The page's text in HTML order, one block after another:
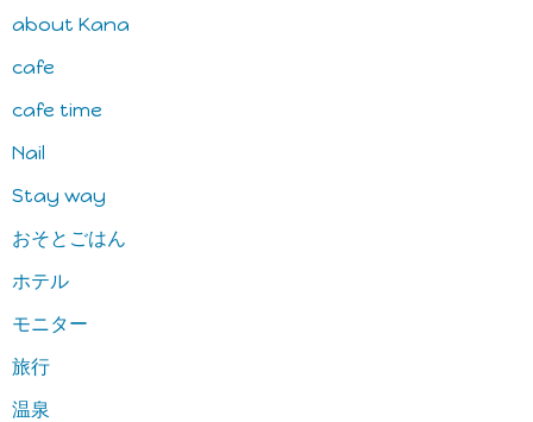
about Kana
cafe
cafe time
Nail
Stay way
おそとごはん
ホテル
モニター
旅行
温泉